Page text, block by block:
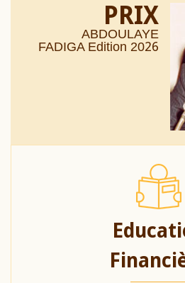
PRIX
ABDOULAYE
FADIGA Edition 2026